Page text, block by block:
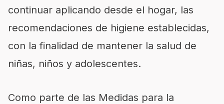
continuar aplicando desde el hogar, las
recomendaciones de higiene establecidas,
con la finalidad de mantener la salud de
niñas, niños y adolescentes.
Como parte de las Medidas para la